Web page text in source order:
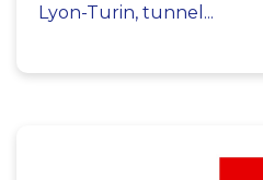
Lyon-Turin, tunnel...